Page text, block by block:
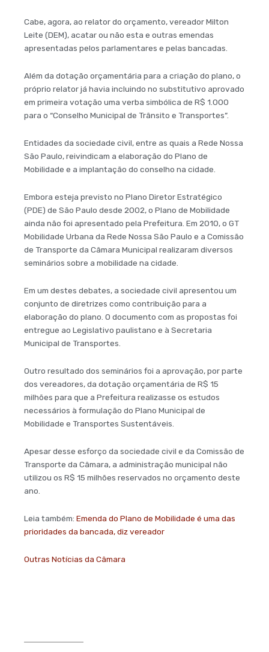
Cabe, agora, ao relator do orçamento, vereador Milton
Leite (DEM), acatar ou não esta e outras emendas
apresentadas pelos parlamentares e pelas bancadas.
Além da dotação orçamentária para a criação do plano, o
próprio relator já havia incluindo no substitutivo aprovado
em primeira votação uma verba simbólica de R$ 1.000
para o “Conselho Municipal de Trânsito e Transportes”.
Entidades da sociedade civil, entre as quais a Rede Nossa
São Paulo, reivindicam a elaboração do Plano de
Mobilidade e a implantação do conselho na cidade.
Embora esteja previsto no Plano Diretor Estratégico
(PDE) de São Paulo desde 2002, o Plano de Mobilidade
ainda não foi apresentado pela Prefeitura. Em 2010, o GT
Mobilidade Urbana da Rede Nossa São Paulo e a Comissão
de Transporte da Câmara Municipal realizaram diversos
seminários sobre a mobilidade na cidade.
Em um destes debates, a sociedade civil apresentou um
conjunto de diretrizes como contribuição para a
elaboração do plano. O documento com as propostas foi
entregue ao Legislativo paulistano e à Secretaria
Municipal de Transportes.
Outro resultado dos seminários foi a aprovação, por parte
dos vereadores, da dotação orçamentária de R$ 15
milhões para que a Prefeitura realizasse os estudos
necessários à formulação do Plano Municipal de
Mobilidade e Transportes Sustentáveis.
Apesar desse esforço da sociedade civil e da Comissão de
Transporte da Câmara, a administração municipal não
utilizou os R$ 15 milhões reservados no orçamento deste
ano.
Leia também: Emenda do Plano de Mobilidade é uma das
prioridades da bancada, diz vereador
Outras Notícias da Câmara